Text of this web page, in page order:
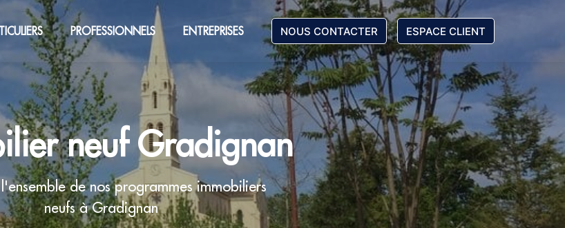
PROFESSIONNELS ENTREPRISES NOUS CONTACTER ESPACE CLIENT
neuf Gradignan
de nos programmes immobiliers
neufs à Gradignan